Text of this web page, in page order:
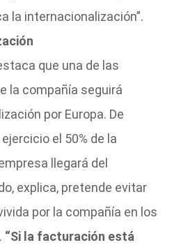
la internacionalización”.
que una de las
la compañía seguirá
por Europa. De
el 50% de la
llegará del
explica, pretende evitar
por la compañía en los
“Si la facturación está